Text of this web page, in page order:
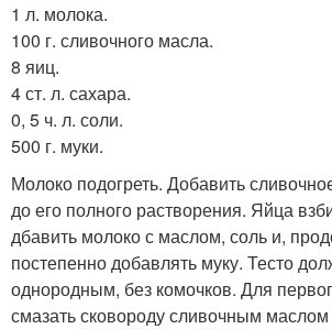
1 л. молока.
100 г. сливочного масла.
8 яиц.
4 ст. л. сахара.
0, 5 ч. л. соли.
500 г. муки.
Молоко подогреть. Добавить
до его полного растворения. Яйца
дбавить молоко с маслом, соль и,
постепенно добавлять муку. Тесто
однородным, без комочков. Для
смазать сковороду сливочным маслом